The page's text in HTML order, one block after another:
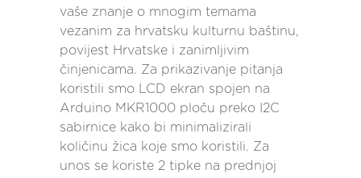
vaše znanje o mnogim temama
vezanim za hrvatsku kulturnu baštinu,
povijest Hrvatske i zanimljivim
činjenicama. Za prikazivanje pitanja
koristili smo LCD ekran spojen na
Arduino MKR1000 ploču preko I2C
sabirnice kako bi minimalizirali
količinu žica koje smo koristili. Za
unos se koriste 2 tipke na prednjoj